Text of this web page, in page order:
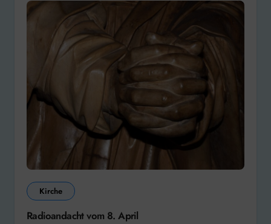
Kirche
Radioandacht vom 8. April